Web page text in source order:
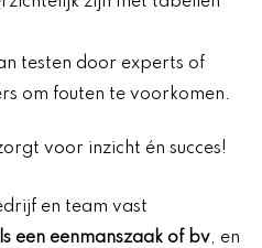
testen door experts of
om fouten te voorkomen.
voor inzicht én succes!
en team vast
een eenmanszaak of bv, en